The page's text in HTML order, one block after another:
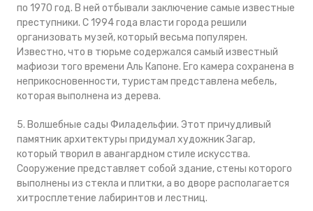
по 1970 год. В ней отбывали заключение самые известные
преступники. С 1994 года власти города решили
организовать музей, который весьма популярен.
Известно, что в тюрьме содержался самый известный
мафиози того времени Аль Капоне. Его камера сохранена в
неприкосновенности, туристам представлена мебель,
которая выполнена из дерева.
5. Волшебные сады Филадельфии. Этот причудливый
памятник архитектуры придумал художник Загар,
который творил в авангардном стиле искусства.
Сооружение представляет собой здание, стены которого
выполнены из стекла и плитки, а во дворе располагается
хитросплетение лабиринтов и лестниц.